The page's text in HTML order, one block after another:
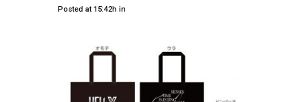
Posted at 15:42h in